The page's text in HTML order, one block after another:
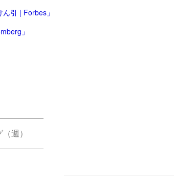
引 | Forbes」
」
週）